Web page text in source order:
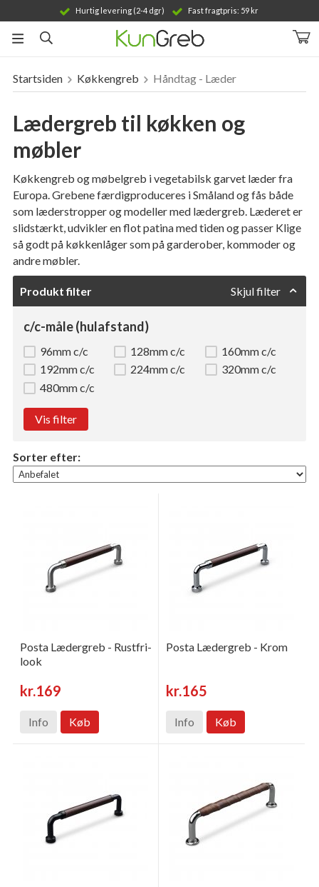
Hurtig levering (2-4 dgr) Fast fragtpris: 59 kr
Produktet er blevet tilføjet til din indkøbskurv
Startsiden Køkkengreb Håndtag - Læder
Lædergreb til køkken og
møbler
Køkkengreb og møbelgreb i vegetabilsk garvet læder fra
Europa. Grebene færdigproduceres i Småland og fås både
som læderstropper og modeller med lædergreb. Læderet er
slidstærkt, udvikler en flot patina med tiden og passer Klige
så godt på køkkenlåger som på garderober, kommoder og
andre møbler.
Produkt filter Skjul filter
c/c-måle (hulafstand)
96mm c/c 128mm c/c
160mm c/c
192mm c/c
224mm c/c
320mm c/c
480mm c/c
Vis filter
Sorter efter:
Posta Lædergreb - Rustfri-
look
kr.169
Info Køb
Posta Lædergreb - Krom
kr.165
Info Køb